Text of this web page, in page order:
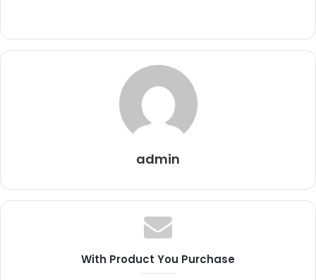
admin
With Product You Purchase